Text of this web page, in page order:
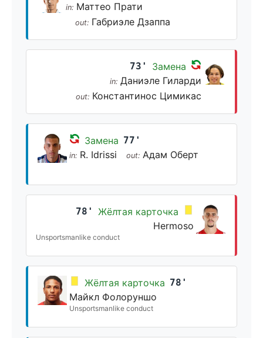
in: Маттео Прати
out: Габриэле Дзаппа
73' Замена
in: Даниэле Гиларди
out: Константинос Цимикас
Замена 77'
in: R. Idrissi out: Адам Оберт
78'
Жёлтая карточка
Hermoso
Unsportsmanlike conduct
Жёлтая карточка 78'
Майкл Фолоруншо
Unsportsmanlike conduct